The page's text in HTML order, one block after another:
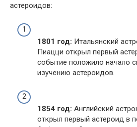
астероидов:
1801 год: Итальянский
Пиацци открыл первый
событие положило начало
изучению астероидов.
1854 год: Английский
открыл первый астероид в